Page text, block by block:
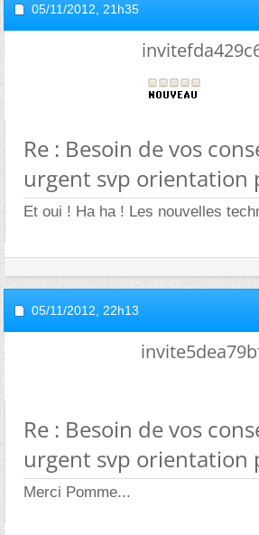
05/11/2012, 21h35
Re : Besoin de vos
urgent svp orientation
Et oui ! Ha ha ! Les nouvelles
05/11/2012, 22h13
Re : Besoin de vos
urgent svp orientation
Merci Pomme...